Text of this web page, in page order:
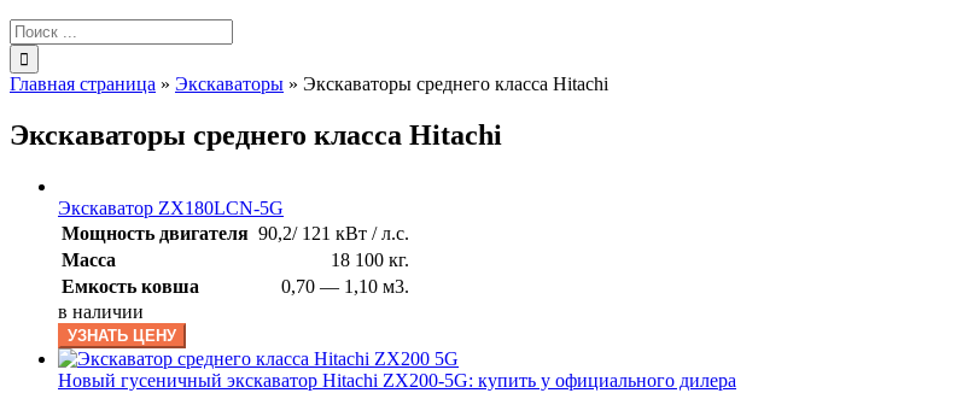
Результат
поиска:
Главная страница » Экскаваторы » Экскаваторы среднего класса Hitachi
Экскаваторы среднего класса Hitachi
Экскаватор ZX180LCN-5G
Мощность двигателя 90,2/ 121 кВт / л.с.
Масса
18 100 кг.
Емкость ковша
0,70 — 1,10 м3.
в наличии
УЗНАТЬ ЦЕНУ
Новый гусеничный экскаватор Hitachi ZX200-5G: купить у официального дилера